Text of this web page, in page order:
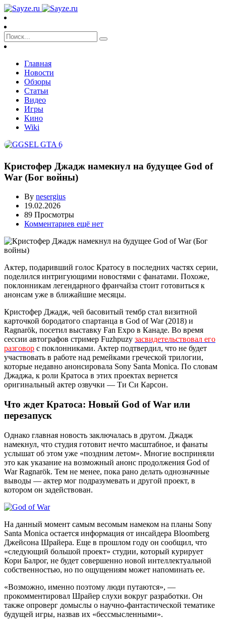
Главная
Новости
Обзоры
Статьи
Видео
Игры
Кино
Wiki
Кристофер Джадж намекнул на будущее God of
War (Бог войны)
By nesergius
19.02.2026
89 Просмотры
Комментариев ещё нет
Актер, подаривший голос Кратосу в последних частях серии,
поделился интригующими новостями с фанатами. Похоже,
поклонникам легендарного франчайза стоит готовиться к
анонсам уже в ближайшие месяцы.
Кристофер Джадж, чей басовитый тембр стал визитной
карточкой бородатого спартанца в God of War (2018) и
Ragnarök, посетил выставку Fan Expo в Канаде. Во время
сессии автографов стример Fuzhpuzy засвидетельствовал его
разговор с поклонниками. Актер подтвердил, что не будет
участвовать в работе над ремейками греческой трилогии,
которые недавно анонсировала Sony Santa Monica. По словам
Джаджа, к роли Кратоса в этих проектах вернется
оригинальный актер озвучки — Ти Си Карсон.
Что ждет Кратоса: Новый God of War или
перезапуск
Однако главная новость заключалась в другом. Джадж
намекнул, что студия готовит нечто масштабное, и фанаты
услышат об этом уже «поздним летом». Многие восприняли
это как указание на возможный анонс продолжения God of
War Ragnarök. Тем не менее, пока рано делать однозначные
выводы — актер мог подразумевать и другой проект, в
котором он задействован.
На данный момент самым весомым намеком на планы Sony
Santa Monica остается информация от инсайдера Bloomberg
Джейсона Шрайера. Еще в прошлом году он сообщил, что
«следующий большой проект» студии, который курирует
Кори Балрог, не будет совершенно новой интеллектуальной
собственностью, но по ощущениям может напоминать ее.
«Возможно, именно поэтому люди путаются», —
прокомментировал Шрайер слухи вокруг разработки. Он
также опроверг домыслы о научно-фантастической тематике
будущей игры, назвав их «бессмысленными».